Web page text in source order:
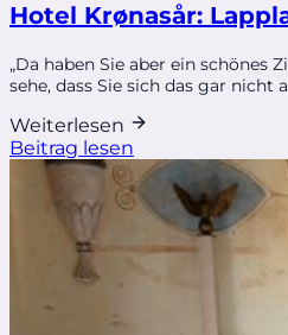
Hotel Krønasår:
„Da haben Sie aber ein schönes
sehe, dass Sie sich das gar nicht
Weiterlesen
Beitrag lesen